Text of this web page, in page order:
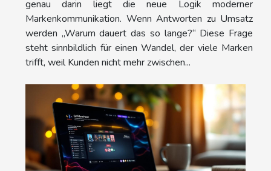
genau darin liegt die neue Logik moderner
Markenkommunikation. Wenn Antworten zu Umsatz
werden „Warum dauert das so lange?“ Diese Frage
steht sinnbildlich für einen Wandel, der viele Marken
trifft, weil Kunden nicht mehr zwischen...